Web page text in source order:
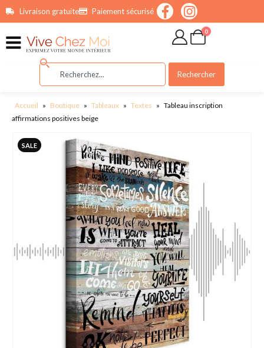
principalLivraison gratuite Paiement sécurisé
0
Rechercher
Accueil » Boutique » Tableaux » Textes » Tableau inscription
affirmations positives beige
SALE